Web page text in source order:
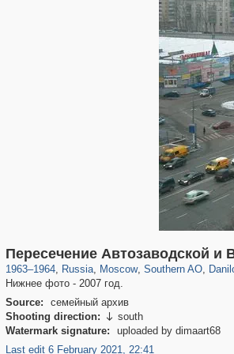
Пересечение Автозаводской и
1963–1964, Russia
1,406,684 29,243
, Moscow
319,864 8,286
, Southern AO
21,648 390
,
5,921
Нижнее фото - 2007 год.
Source:
семейный архив
Shooting direction:  south
Watermark signature:
uploaded by dimaart68
Last edit 6 February 2021, 22:41